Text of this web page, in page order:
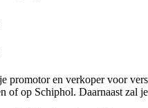
promotor en verkoper voor
of op Schiphol. Daarnaast zal